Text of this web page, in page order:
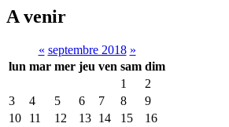
A venir
« septembre 2018 »
lun mar mer jeu ven sam dim
1
2
3
4 5 6 7 8
9
10
11 12 13 14 15
16